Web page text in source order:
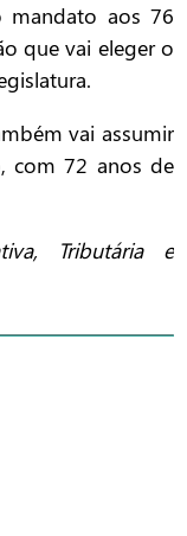
aos 76
que vai eleger o
vai assumir
com 72 anos de
Tributária e